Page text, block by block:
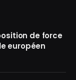
de force
européen